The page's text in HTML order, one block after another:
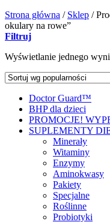
Strona główna / Sklep /
okulary na rowe”
Filtruj
Wyświetlanie jednego
Doctor Guard™
BHP dla dzieci
PROMOCJE!
SUPLEMENTY
Minerały
Witaminy
Enzymy
Aminokwasy
Pakiety
Specjalne
Roślinne
Probiotyki